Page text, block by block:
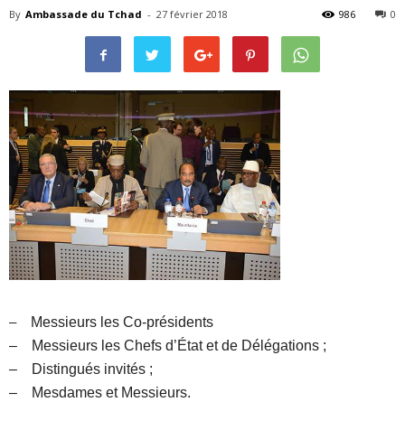
By Ambassade du Tchad - 27 février 2018 0
986
–
Messieurs les Co-présidents
– Messieurs les Chefs d’État et de Délégations ;
– Distingués invités ;
– Mesdames et Messieurs.